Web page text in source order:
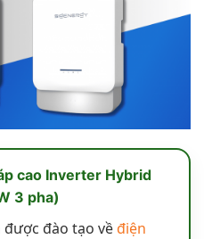
cao Inverter Hybrid
3 pha)
được đào tạo vềđiện